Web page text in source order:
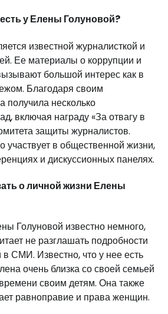
у Елены Голуновой?
известной журналисткой и
Ее материалы о коррупции и
большой интерес как в
Благодаря своим
получила несколько
включая награду «За отвагу в
защиты журналистов.
участвует в общественной жизни,
и дискуссионных панелях.
о личной жизни Елены
Голуновой известно немного,
не разглашать подробности
СМИ. Известно, что у нее есть
очень близка со своей семьей
своим детям. Она также
равноправие и права женщин.